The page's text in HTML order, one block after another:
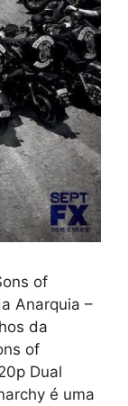
of
Anarquia –
da
of
Dual
é uma